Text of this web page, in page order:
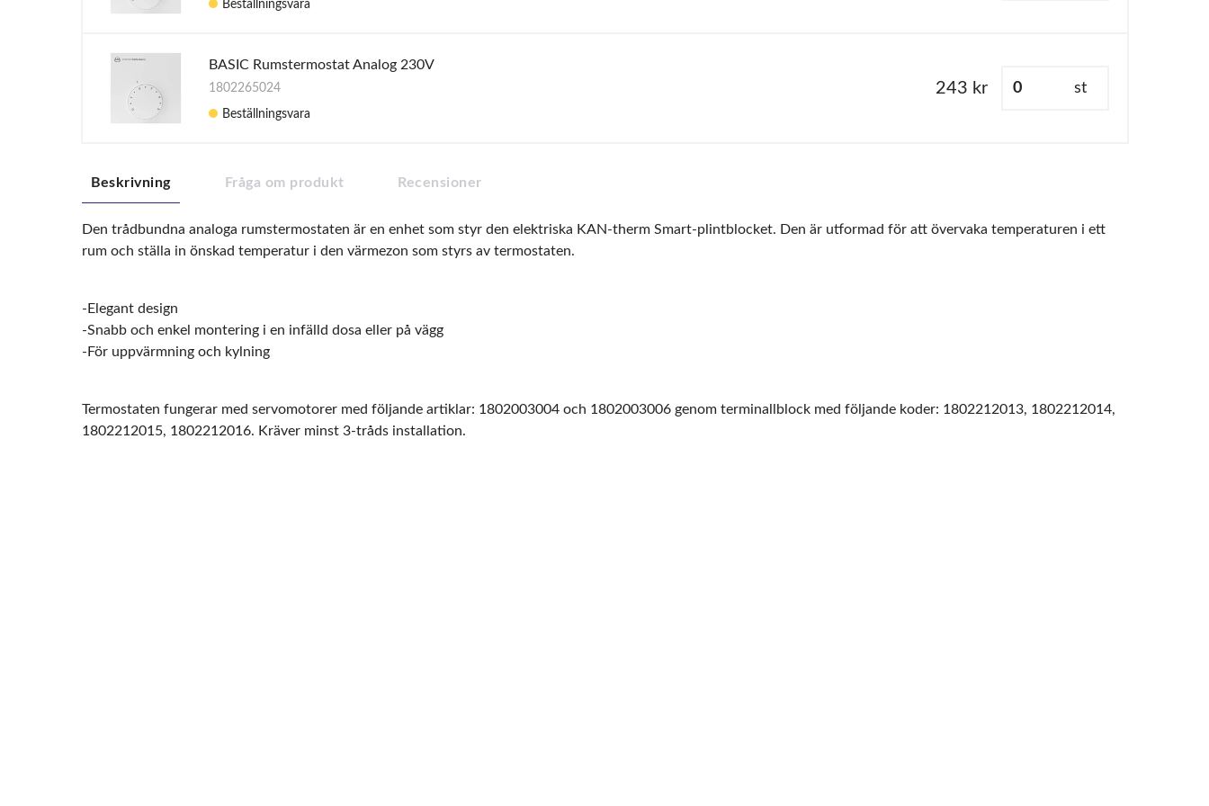
Beställningsvara
BASIC Rumstermostat Analog 230V
1802265024
Beställningsvara
243 kr st
Beskrivning Fråga om produkt Recensioner
Den trådbundna analoga rumstermostaten är en enhet som styr den elektriska KAN-therm Smart-plintblocket. Den är utformad för att övervaka temperaturen i ett
rum och ställa in önskad temperatur i den värmezon som styrs av termostaten.
-Elegant design
-Snabb och enkel montering i en infälld dosa eller på vägg
-För uppvärmning och kylning
Termostaten fungerar med servomotorer med följande artiklar: 1802003004 och 1802003006 genom terminallblock med följande koder: 1802212013, 1802212014,
1802212015, 1802212016. Kräver minst 3-tråds installation.